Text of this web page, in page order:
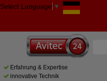
Select Language ▼
Erfahrung & Expertise
innovative Technik